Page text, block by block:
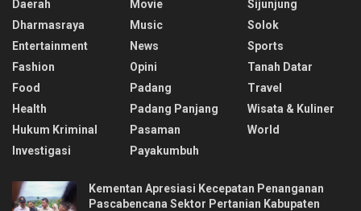
Daerah
Dharmasraya
Entertainment
Fashion
Food
Health
Hukum Kriminal
Investigasi
Movie
Music
News
Opini
Padang
Padang Panjang
Pasaman
Payakumbuh
Sijunjung
Solok
Sports
Tanah Datar
Travel
Wisata & Kuliner
World
Kementan Apresiasi Kecepatan Penanganan
Pascabencana Sektor Pertanian Kabupaten